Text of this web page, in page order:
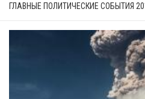
ГЛАВНЫЕ ПОЛИТИЧЕСКИЕ СОБЫТИЯ